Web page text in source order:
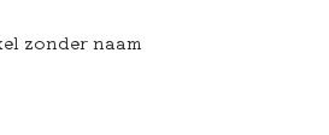
zonder naam